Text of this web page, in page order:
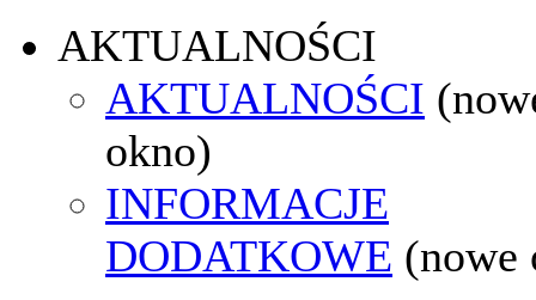
AKTUALNOŚCI
AKTUALNOŚCI
okno)
INFORMACJE
DODATKOWE (nowe